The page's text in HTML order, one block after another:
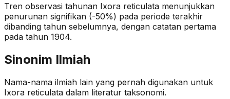
Tren observasi tahunan Ixora reticulata menunjukkan
penurunan signifikan (-50%) pada periode terakhir
dibanding tahun sebelumnya, dengan catatan pertama
pada tahun 1904.
Sinonim Ilmiah
Nama-nama ilmiah lain yang pernah digunakan untuk
Ixora reticulata dalam literatur taksonomi.